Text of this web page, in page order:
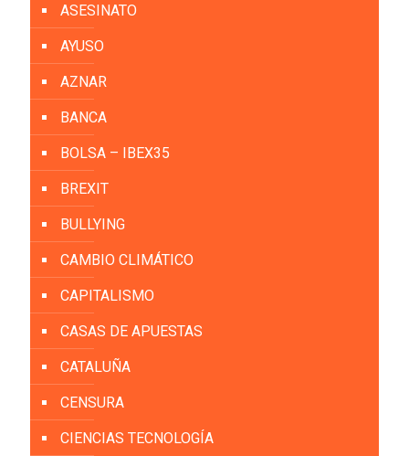
ASESINATO
AYUSO
AZNAR
BANCA
BOLSA – IBEX35
BREXIT
BULLYING
CAMBIO CLIMÁTICO
CAPITALISMO
CASAS DE APUESTAS
CATALUÑA
CENSURA
CIENCIAS TECNOLOGÍA